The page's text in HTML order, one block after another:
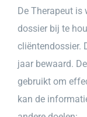
De Therapeut is
dossier bij te
cliëntendossier.
jaar bewaard.
gebruikt om
kan de